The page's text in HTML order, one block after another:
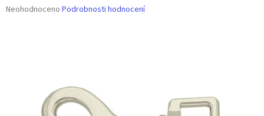
Průměrné
Neohodnoceno Podrobnosti hodnocení